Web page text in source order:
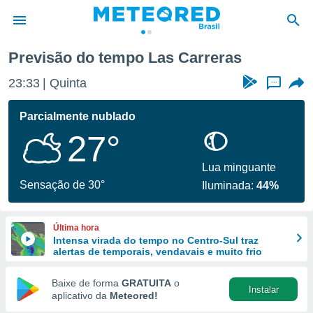
da
fornecidas
a este
das
e
forma
digital
Previsão do tempo Las Carreras
23:33 Quinta ...
Parcialmente nublado
27°
Sensação de 30°
Lua minguante
Iluminada:44%
Última hora
Intensa virada do tempo no Centro-Sul traz
alertas de temporais, vendavais e muito frio
Baixe de forma GRATUITA o
aplicativo da Meteored!
Instalar